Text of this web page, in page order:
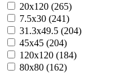
20x120 (265)
7.5x30 (241)
31.3x49.5 (204)
45x45 (204)
120x120 (184)
80x80 (162)